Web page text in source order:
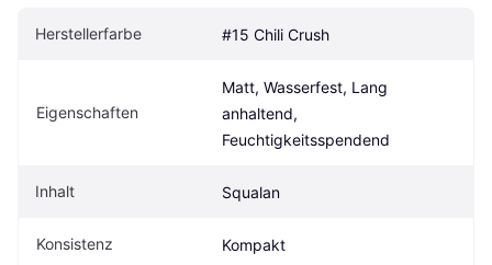
Herstellerfarbe #15 Chili Crush
Eigen­schaften
Matt, Wasserfest, Lang
anhaltend,
Feuchtigkeitsspendend
Inhalt Squalan
Konsistenz Kompakt